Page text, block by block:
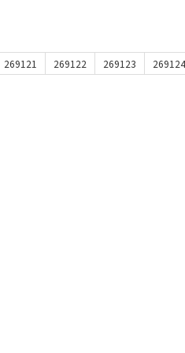
269121 269122 269123 269124